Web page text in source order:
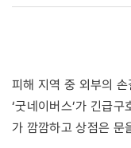
피해 지역 중 외부의
‘굿네이버스’가 긴급
가 깜깜하고 상점은 문